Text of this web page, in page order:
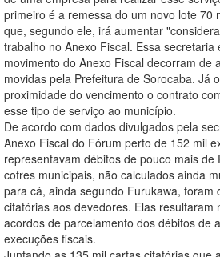
primeiro é a remessa do um novo lote 70
que, segundo ele, irá aumentar
trabalho no Anexo Fiscal. Essa secretaria
movimento do Anexo Fiscal decorram de
movidas pela Prefeitura de Sorocaba. Já
proximidade do vencimento o contrato
esse tipo de serviço ao município.
De acordo com dados divulgados pela
Anexo Fiscal do Fórum perto de 152 mil
representavam débitos de pouco mais de
cofres municipais, não calculados ainda
para cá, ainda segundo Furukawa, foram
citatórias aos devedores. Elas resultaram
acordos de parcelamento dos débitos de
execuções fiscais.